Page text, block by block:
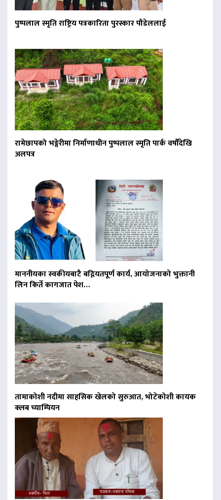
पुष्पलाल स्मृति राष्ट्रिय पत्रकारिता पुरस्कार पौडेललाई
रामेछापको भङ्गेरीमा निर्माणाधीन पुष्पलाल स्मृति पार्क वर्षौंदेखि
अलपत्र
माननीयका स्वकीयबाटै बद्नियतपूर्ण कार्य, आयोजनाको भुक्तानी
लिन किर्ते कागजात पेश…
तामाकोशी नदीमा साहसिक खेलको सुरुआत, भोटेकोशी कायक
क्लब च्याम्पियन